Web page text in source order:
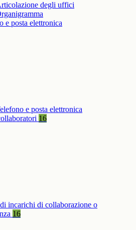
degli uffici
e posta elettronica
e posta elettronica
16
incarichi di collaborazione o
16